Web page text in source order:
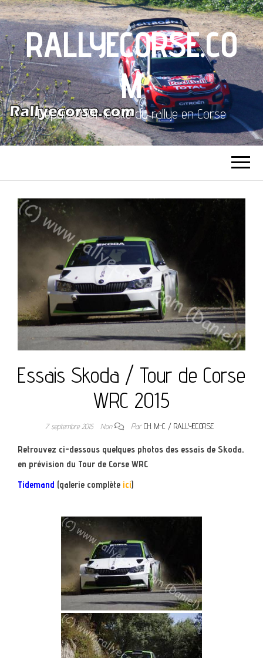
RALLYECORSE.CO
M
Depuis 2001, le site du rallye en Corse
Essais Skoda / Tour de Corse
WRC 2015
7 septembre 2015 Non ParCH. M-C / RALLYECORSE
Retrouvez ci-dessous quelques photos des essais de Skoda,
en prévision du Tour de Corse WRC
Tidemand (galerie complète ici)